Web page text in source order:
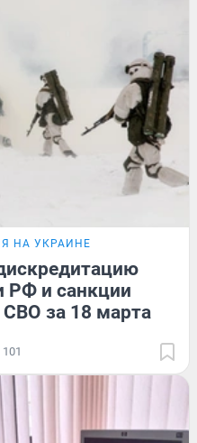
НА УКРАИНЕ
РФ и санкции
СВО за 18 марта
101